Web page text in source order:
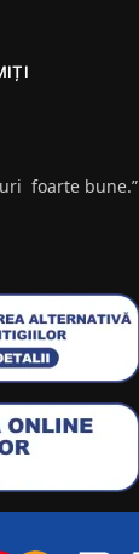
foarte bune.”